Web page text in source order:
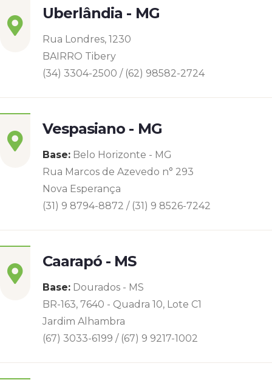
Uberlândia - MG
Rua Londres, 1230
BAIRRO Tibery
(34) 3304-2500 / (62) 98582-2724
Vespasiano - MG
Base: Belo Horizonte - MG
Rua Marcos de Azevedo n° 293
Nova Esperança
(31) 9 8794-8872 / (31) 9 8526-7242
Caarapó - MS
Base: Dourados - MS
BR-163, 7640 - Quadra 10, Lote C1
Jardim Alhambra
(67) 3033-6199 / (67) 9 9217-1002